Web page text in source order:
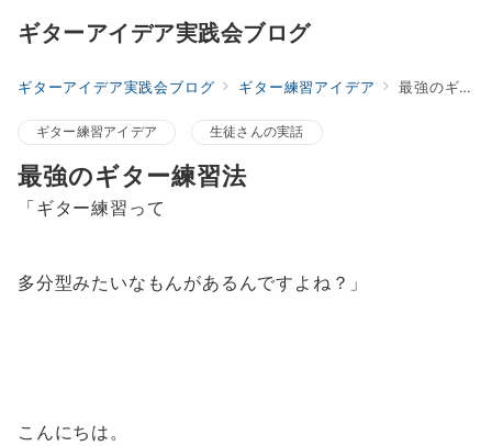
ギターアイデア実践会ブログ
ギターアイデア実践会ブログ ギター練習アイデア 最強のギター練習法
ギター練習アイデア 生徒さんの実話
最強のギター練習法
「ギター練習って
多分型みたいなもんがあるんですよね？」
こんにちは。